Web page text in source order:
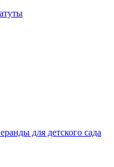
для детского сада